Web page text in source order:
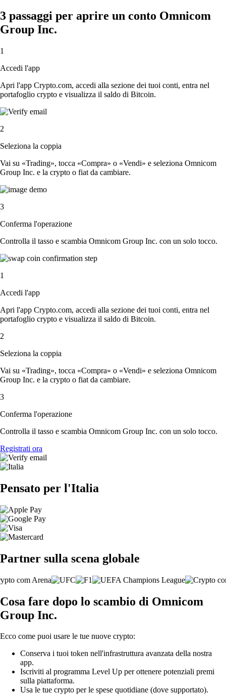
3 passaggi per aprire un conto Omnicom
Group Inc.
1
Accedi l'app
Apri l'app Crypto.com, accedi alla sezione dei tuoi conti, entra nel
portafoglio crypto e visualizza il saldo di Bitcoin.
2
Seleziona la coppia
Vai su «Trading», tocca «Compra» o «Vendi» e seleziona Omnicom
Group Inc. e la crypto o fiat da cambiare.
3
Conferma l'operazione
Controlla il tasso e scambia Omnicom Group Inc. con un solo tocco.
1
Accedi l'app
Apri l'app Crypto.com, accedi alla sezione dei tuoi conti, entra nel
portafoglio crypto e visualizza il saldo di Bitcoin.
2
Seleziona la coppia
Vai su «Trading», tocca «Compra» o «Vendi» e seleziona Omnicom
Group Inc. e la crypto o fiat da cambiare.
3
Conferma l'operazione
Controlla il tasso e scambia Omnicom Group Inc. con un solo tocco.
Registrati ora
Pensato per l'Italia
Partner sulla scena globale
Cosa fare dopo lo scambio di Omnicom
Group Inc.
Ecco come puoi usare le tue nuove crypto:
Conserva i tuoi token nell'infrastruttura avanzata della nostra
app.
Iscriviti al programma Level Up per ottenere potenziali premi
sulla piattaforma.
Usa le tue crypto per le spese quotidiane (dove supportato).